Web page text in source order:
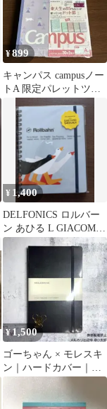
¥899
キャンパス campusノー
トA 限定パレットツリ
ー コクヨノート30枚5
¥ 1,400
DELFONICS ロルバー
ン あひる L GIACOMO
BAGNARA
¥1,500
ゴーちゃん × モレスキ
ン｜ハードカバー｜横